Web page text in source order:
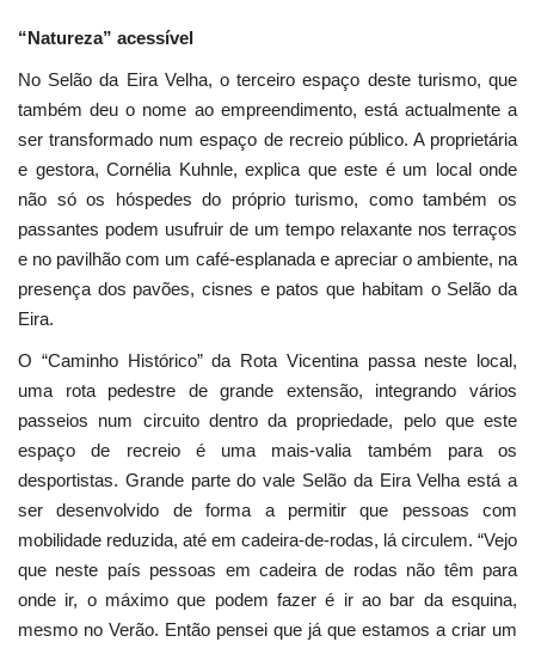
“Natureza” acessível
No Selão da Eira Velha, o terceiro espaço deste turismo, que
também deu o nome ao empreendimento, está actualmente a
ser transformado num espaço de recreio público. A proprietária
e gestora, Cornélia Kuhnle, explica que este é um local onde
não só os hóspedes do próprio turismo, como também os
passantes podem usufruir de um tempo relaxante nos terraços
e no pavilhão com um café-esplanada e apreciar o ambiente, na
presença dos pavões, cisnes e patos que habitam o Selão da
Eira.
O “Caminho Histórico” da Rota Vicentina passa neste local,
uma rota pedestre de grande extensão, integrando vários
passeios num circuito dentro da propriedade, pelo que este
espaço de recreio é uma mais-valia também para os
desportistas. Grande parte do vale Selão da Eira Velha está a
ser desenvolvido de forma a permitir que pessoas com
mobilidade reduzida, até em cadeira-de-rodas, lá circulem. “Vejo
que neste país pessoas em cadeira de rodas não têm para
onde ir, o máximo que podem fazer é ir ao bar da esquina,
mesmo no Verão. Então pensei que já que estamos a criar um